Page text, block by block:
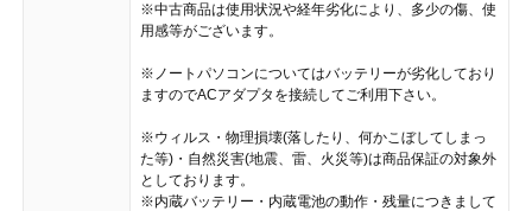
※中古商品は使用状況や経年劣化により、多少の傷、使
用感等がございます。
※ノートパソコンについてはバッテリーが劣化しており
ますのでACアダプタを接続してご利用下さい。
※ウィルス・物理損壊(落したり、何かこぼしてしまっ
た等)・自然災害(地震、雷、火災等)は商品保証の対象外
としております。
※内蔵バッテリー・内蔵電池の動作・残量につきまして